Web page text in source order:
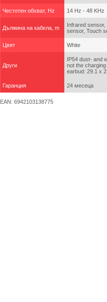
Честотен обхват, Hz 14 Hz - 48 KHz
Дължина на кабела, m
Infrared
sensor, Touch
Цвят White
Други
IP54 dust- and
not the
earbud: 29.1 x
Гаранция 24 месеца
EAN: 6942103138775